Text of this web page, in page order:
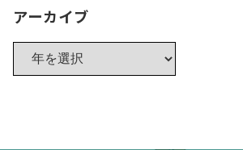
アーカイブ